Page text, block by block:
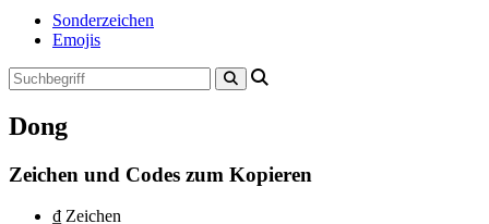
Sonderzeichen
Emojis
Dong
Zeichen und Codes zum Kopieren
₫ Zeichen